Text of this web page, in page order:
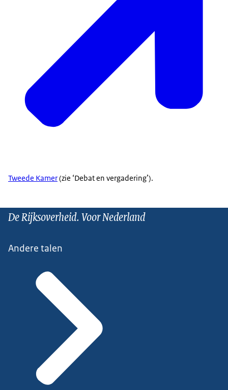
Tweede Kamer(zie ‘Debat en vergadering’).
De Rijksoverheid. Voor Nederland
Andere talen